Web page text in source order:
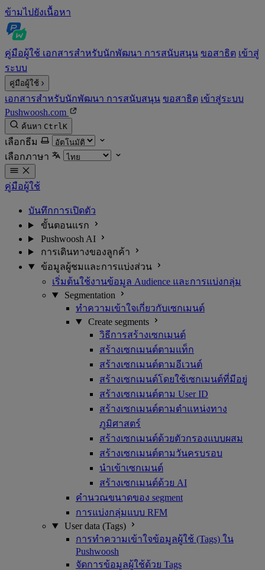
ข้ามไปยังเนื้อหา
คู่มือผู้ใช้ เอกสารสำหรับนักพัฒนา การสนับสนุน ขอสาธิต เข้าสู่
ระบบ
คู่มือผู้ใช้
เอกสารสำหรับนักพัฒนา การสนับสนุน ขอสาธิต เข้าสู่ระบบ
Pushwoosh.com
ค้นหา CtrlK
เลือกธีม
เลือกภาษา
คู่มือผู้ใช้
บันทึกการเปิดตัว
ขั้นตอนแรก
Pushwoosh AI
การเดินทางของลูกค้า
ข้อมูลผู้ชมและการแบ่งส่วน
เริ่มต้นใช้งานข้อมูล Audience และการแบ่งกลุ่ม
Segmentation
ทำความเข้าใจเกี่ยวกับเซกเมนต์
Create segments
วิธีการสร้างเซกเมนต์
สร้างเซกเมนต์ตามแท็ก
สร้างเซกเมนต์ตามอีเวนต์
สร้างเซกเมนต์โดยใช้เซกเมนต์ที่มีอยู่
สร้างเซกเมนต์ตาม User ID
สร้างเซกเมนต์ตามตำแหน่งทาง
ภูมิศาสตร์
สร้างเซกเมนต์ด้วยตัวกรองแบบผสม
สร้างเซกเมนต์ตามวันครบรอบ
นำเข้าเซกเมนต์
สร้างเซกเมนต์ด้วย AI
คำนวณขนาดของ segment
การแบ่งกลุ่มแบบ RFM
User data (Tags)
การทำความเข้าใจข้อมูลผู้ใช้ (Tags) ใน
Pushwoosh
จัดการข้อมูลผู้ใช้ด้วย Tags